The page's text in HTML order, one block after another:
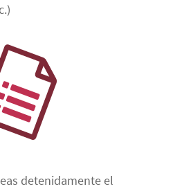
detenidamente el